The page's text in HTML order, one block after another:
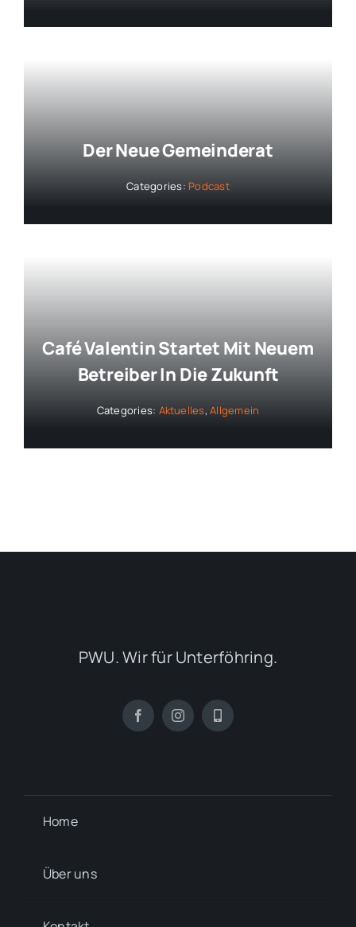
Der Neue Gemeinderat
Categories:Podcast
Café Valentin Startet Mit Neuem
Betreiber In Die Zukunft
Categories: Aktuelles,Allgemein
PWU. Wir für Unterföhring.
Home
Über uns